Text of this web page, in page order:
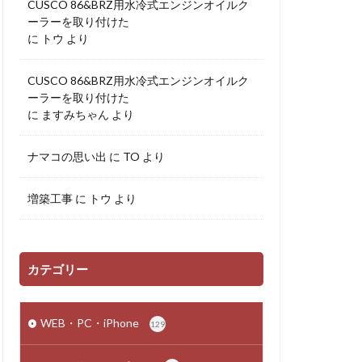
CUSCO 86&BRZ用水冷式エンジンオイルク
ーラーを取り付けた
に トウ より
CUSCO 86&BRZ用水冷式エンジンオイルク
ーラーを取り付けた
に ますみちゃん より
ナマコの思い出 に TO より
増築工事 に トウ より
カテゴリー
WEB・PC・iPhone 129